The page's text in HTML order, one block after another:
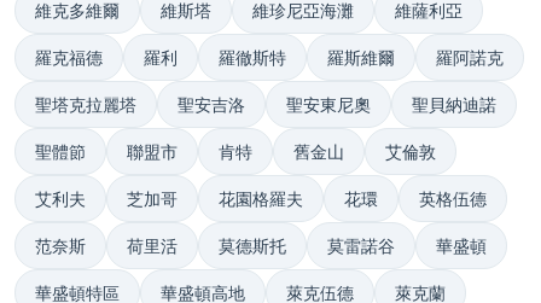
維克多維爾 維斯塔 維珍尼亞海灘 維薩利亞
羅克福德 羅利 羅徹斯特 羅斯維爾 羅阿諾克
聖塔克拉麗塔 聖安吉洛 聖安東尼奧 聖貝納迪諾
聖體節 聯盟市 肯特 舊金山 艾倫敦
艾利夫 芝加哥 花園格羅夫 花環 英格伍德
范奈斯 荷里活 莫德斯托 莫雷諾谷 華盛頓
華盛頓特區 華盛頓高地 萊克伍德 萊克蘭